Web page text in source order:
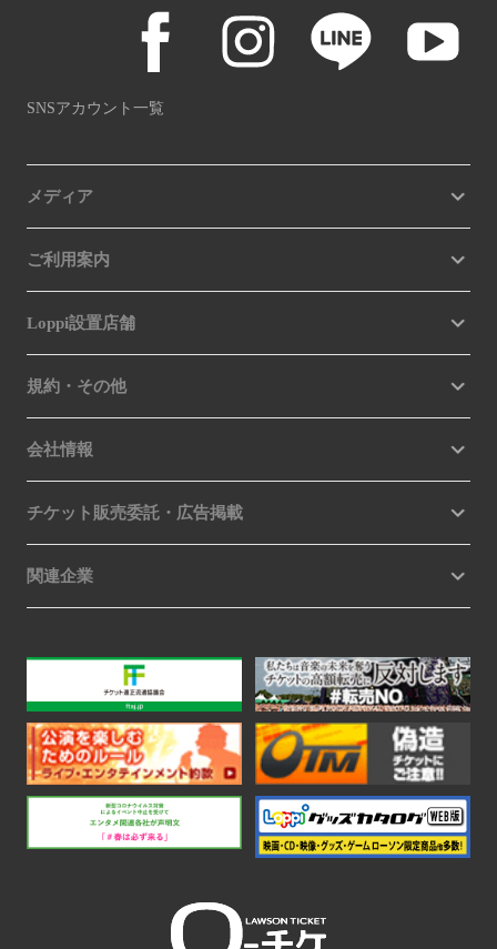
SNSアカウント一覧
メディア
ご利用案内
Loppi設置店舗
規約・その他
会社情報
チケット販売委託・広告掲載
関連企業